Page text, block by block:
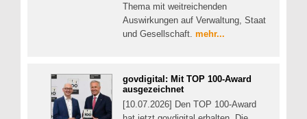
Thema mit weitreichenden
Auswirkungen auf Verwaltung, Staat
und Gesellschaft. mehr...
govdigital: Mit TOP 100-Award
ausgezeichnet
[10.07.2026] Den TOP 100-Award